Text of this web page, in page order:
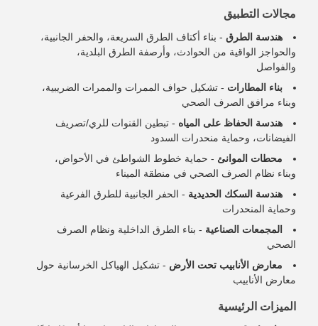
مجالات التطبيق
هندسة الطرق - بناء أكتاف الطرق السريعة، والحفر الجانبية،
والحواجز الواقية من الحوادث، وأرصفة الطرق البلدية،
والفواصل
بناء المطارات - تشكيل حواف الممرات والممرات الضريبية،
وبناء مرافق الصرف الصحي
هندسة الحفاظ على المياه - تبطين القنوات للري/تصريف
الفيضانات، وحماية منحدرات السدود
محطات الموانئ - حماية خطوط الشواطئ في الأحواض،
وبناء نظام الصرف الصحي في منطقة الميناء
هندسة السكك الحديدية - الحفر الجانبية للطرق الفرعية
وحماية المنحدرات
المجمعات الصناعية - بناء الطرق الداخلية ونظام الصرف
الصحي
معارض الأنابيب تحت الأرض - تشكيل الهياكل الخرسانية حول
معارض الأنابيب
الميزات الرئيسية